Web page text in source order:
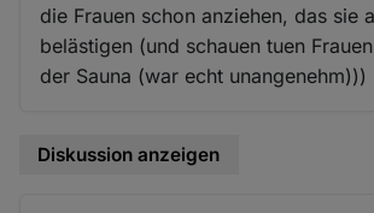
die Frauen schon anziehen, das sie
belästigen (und schauen tuen
der Sauna (war echt unangenehm)))
Diskussion anzeigen